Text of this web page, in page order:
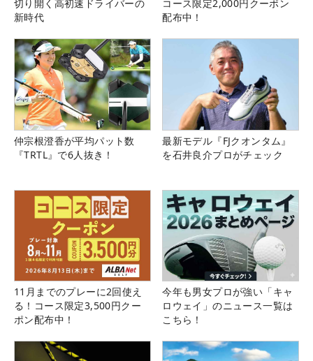
切り開く高初速ドライバーの
新時代
コース限定2,000円クーポン
配布中！
仲宗根澄香が平均パット数
『TRTL』で6人抜き！
最新モデル『FJクオンタム』
を石井良介プロがチェック
11月までのプレーに2回使え
る！コース限定3,500円クー
ポン配布中！
今年も男女プロが強い「キャ
ロウェイ」のニュース一覧は
こちら！